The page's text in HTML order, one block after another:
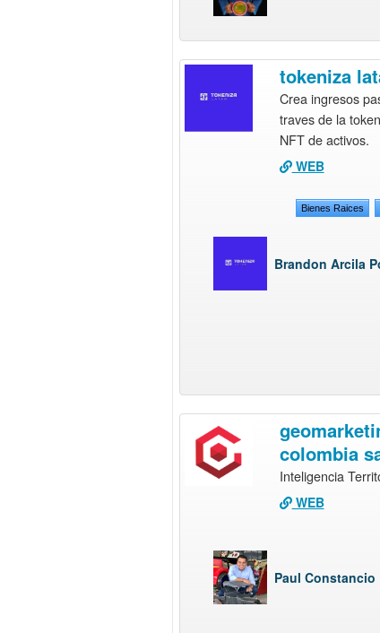
tokeniza
Crea ingresos
traves de la
NFT de activos.
WEB
Bienes Raices
Brandon Arcila
colombia
Inteligencia
WEB
Paul Constancio